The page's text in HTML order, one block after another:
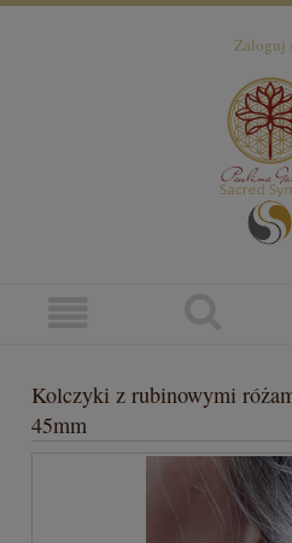
Zaloguj
Kolczyki z rubinowymi
45mm